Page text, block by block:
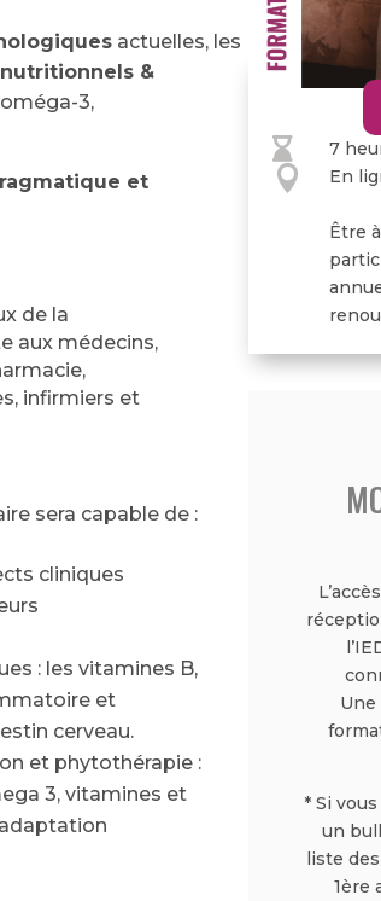
actuelles, les
nutritionnels &
3,
et
de la
aux médecins,
infirmiers et
sera capable de :
cliniques
: les vitamines B,
et
cerveau.
et phytothérapie :
3, vitamines et
 7
 En
Être
* Si
un
liste
1ère